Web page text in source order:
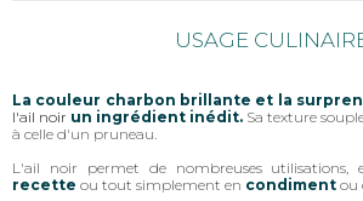
USAGE
La couleur charbon brillante et la
l'ail noir un ingrédient inédit. Sa texture
à celle d'un pruneau.
L'ail noir permet de nombreuses utilisations,
recette ou tout simplement en condiment ou